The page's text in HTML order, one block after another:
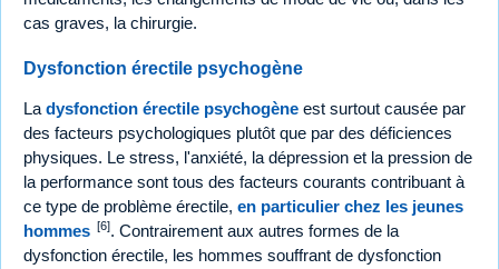
cas graves, la chirurgie.
Dysfonction érectile psychogène
La dysfonction érectile psychogène est surtout causée par
des facteurs psychologiques plutôt que par des déficiences
physiques. Le stress, l'anxiété, la dépression et la pression de
la performance sont tous des facteurs courants contribuant à
ce type de problème érectile, en particulier chez les jeunes
hommes [6]. Contrairement aux autres formes de la
dysfonction érectile, les hommes souffrant de dysfonction